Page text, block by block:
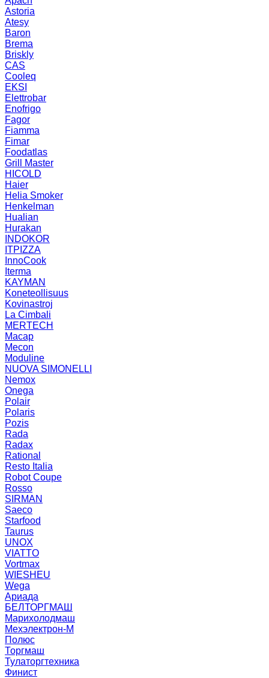
Astoria
Atesy
Baron
Brema
Briskly
CAS
Cooleq
EKSI
Elettrobar
Enofrigo
Fagor
Fiamma
Fimar
Foodatlas
Grill Master
HICOLD
Haier
Helia Smoker
Henkelman
Hualian
Hurakan
INDOKOR
ITPIZZA
InnoCook
Iterma
KAYMAN
Koneteollisuus
Kovinastroj
La Cimbali
MERTECH
Macap
Mecon
Moduline
NUOVA SIMONELLI
Nemox
Onega
Polair
Polaris
Pozis
Rada
Radax
Rational
Resto Italia
Robot Coupe
Rosso
SIRMAN
Saeco
Starfood
Taurus
UNOX
VIATTO
Vortmax
WIESHEU
Wega
Ариада
БЕЛТОРГМАШ
Марихолодмаш
Мехэлектрон-М
Полюс
Торгмаш
Тулаторгтехника
Финист